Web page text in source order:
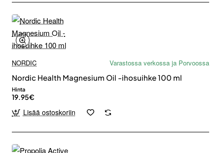
NORDIC
Varastossa verkossa ja Porvoossa
Nordic Health Magnesium Oil -ihosuihke 100 ml
Hinta
19.95€
Lisää ostoskoriin